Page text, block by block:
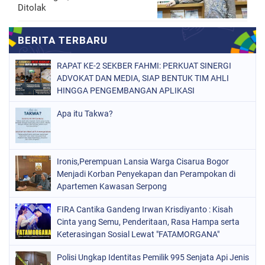
Ditolak
RAPAT KE-2 SEKBER FAHMI: PERKUAT SINERGI
ADVOKAT DAN MEDIA, SIAP BENTUK TIM AHLI
HINGGA PENGEMBANGAN APLIKASI
Apa itu Takwa?
Ironis,Perempuan Lansia Warga Cisarua Bogor
Menjadi Korban Penyekapan dan Perampokan di
Apartemen Kawasan Serpong
FIRA Cantika Gandeng Irwan Krisdiyanto : Kisah
Cinta yang Semu, Penderitaan, Rasa Hampa serta
Keterasingan Sosial Lewat "FATAMORGANA"
Polisi Ungkap Identitas Pemilik 995 Senjata Api Jenis